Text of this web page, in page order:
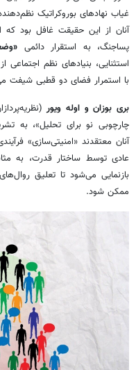
غیاب نهادهای بوروکراتیک
آنان از این حقیقت غافل بود که
پساجنگ، به استقرار دائمی
استثنایی، بنیادهای نظم
با استمرار فضای دو قطبی شیفت
بری بوزان و اوله ویور
چارچوبی نو برای تحلیل»، به
آنان معتقدند «امنیتی‌سازی»
عادی توسط ساختار قدرت، به
بازنمایی می‌شود تا تعلیق
ممکن شود.